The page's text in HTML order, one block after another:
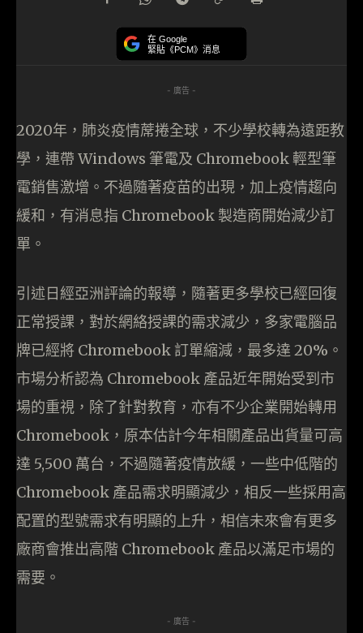
在 Google
緊貼《PCM》消息
- 廣告 -
2020年，肺炎疫情蓆捲全球，不少學校轉為遠距教
學，連帶 Windows 筆電及 Chromebook 輕型筆
電銷售激增。不過隨著疫苗的出現，加上疫情趨向
緩和，有消息指 Chromebook 製造商開始減少訂
單。
引述日經亞洲評論的報導，隨著更多學校已經回復
正常授課，對於網絡授課的需求減少，多家電腦品
牌已經將 Chromebook 訂單縮減，最多達 20%。
市場分析認為 Chromebook 產品近年開始受到市
場的重視，除了針對教育，亦有不少企業開始轉用
Chromebook，原本估計今年相關產品出貨量可高
達 5,500 萬台，不過隨著疫情放緩，一些中低階的
Chromebook 產品需求明顯減少，相反一些採用高
配置的型號需求有明顯的上升，相信未來會有更多
廠商會推出高階 Chromebook 產品以滿足市場的
需要。
- 廣告 -